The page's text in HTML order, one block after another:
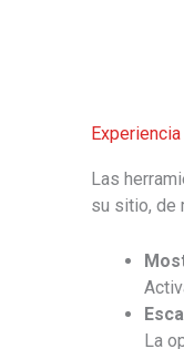
Las
su sitio, de
La